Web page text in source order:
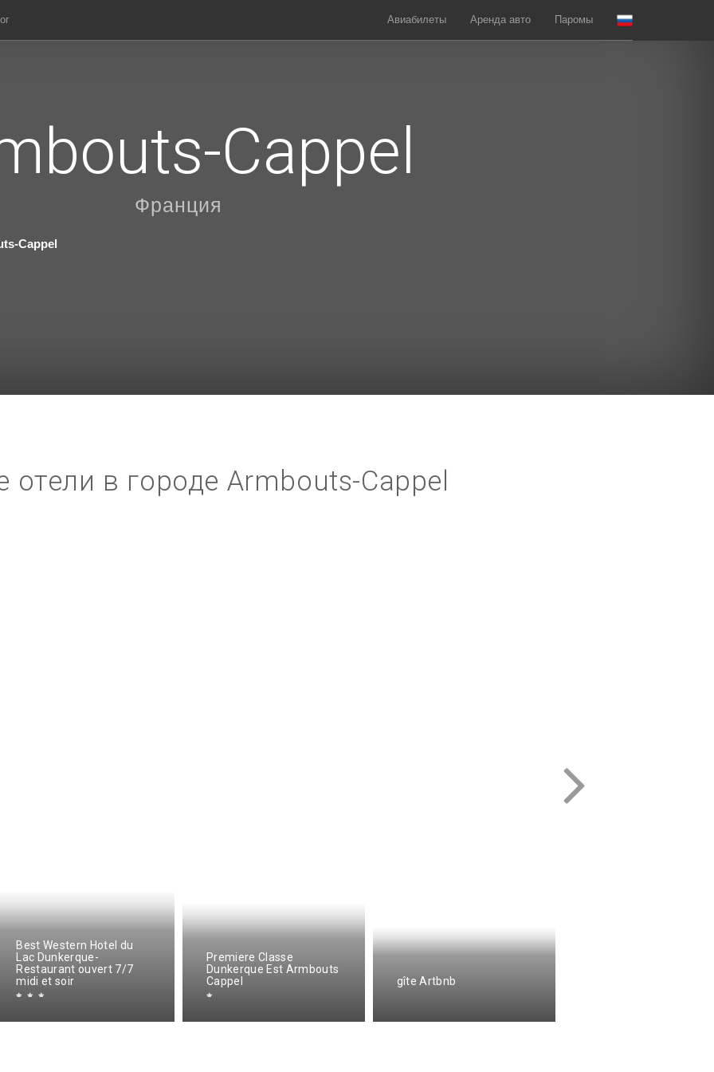
Авиабилеты Аренда авто Паромы
Cappel
Франция
Cappel
отели в городе Armbouts-Cappel
Best Western Hotel du
Lac Dunkerque-
Restaurant ouvert 7/7
midi et soir
Premiere Classe
Dunkerque Est Armbouts
Cappel
gîte Artbnb